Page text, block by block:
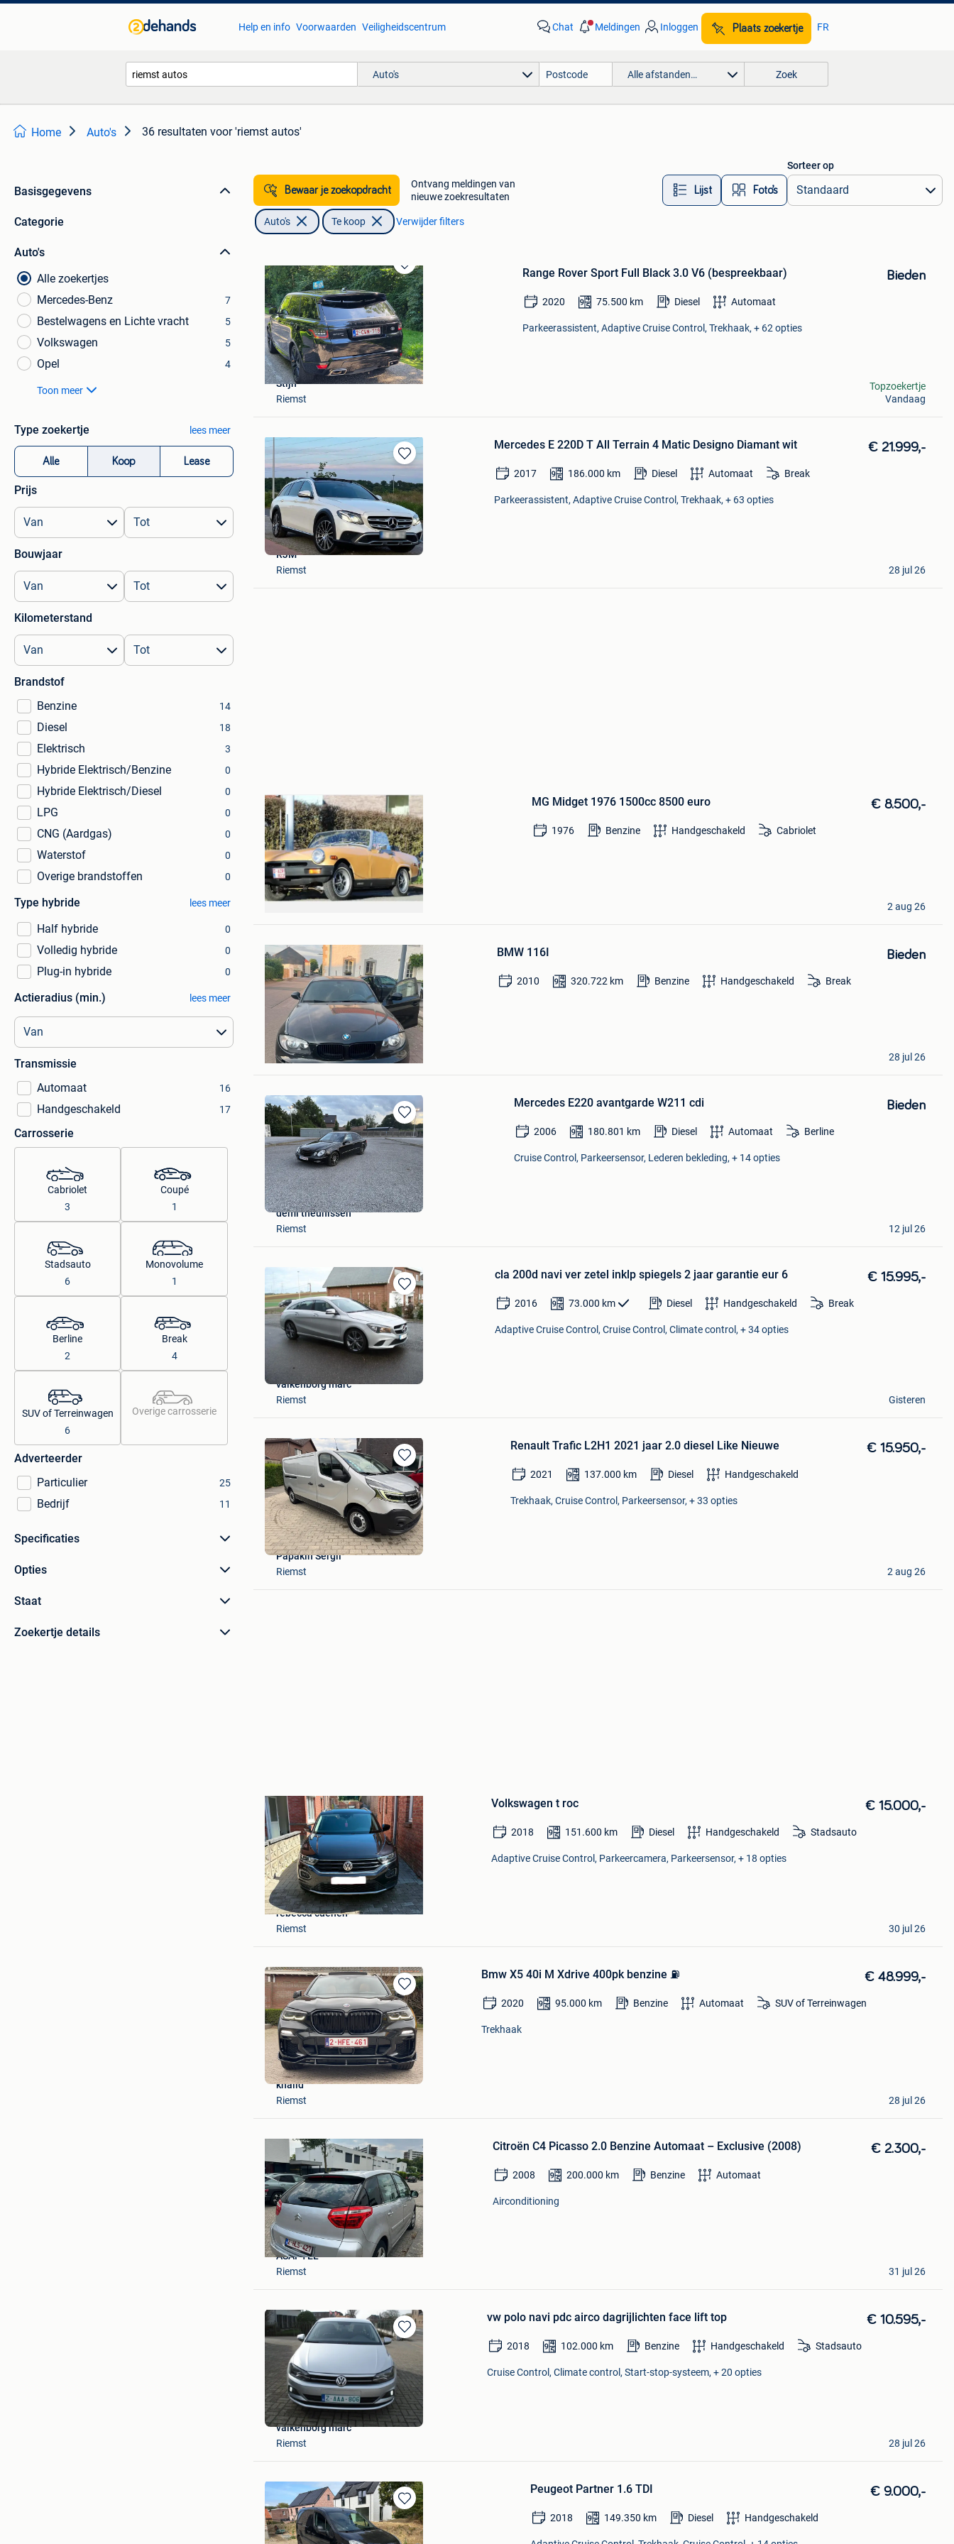
Help en info Voorwaarden Veiligheidscentrum Chat Meldingen Inloggen Plaats zoekertje FR
Auto's Alle afstanden… Zoek
Home Auto's 36 resultaten voor 'riemst autos'
Basisgegevens
Categorie
Auto's
Alle zoekertjes
Mercedes-Benz
7
Bestelwagens en Lichte vracht 5
Volkswagen 5
Opel 4
Toon meer
Type zoekertje lees meer
Alle Koop Lease
Prijs
Bouwjaar
Kilometerstand
Brandstof
Benzine
14
Diesel 18
Elektrisch 3
Hybride Elektrisch/Benzine 0
Hybride Elektrisch/Diesel 0
LPG 0
CNG (Aardgas) 0
Waterstof 0
Overige brandstoffen 0
Type hybride lees meer
Half hybride 0
Volledig hybride 0
Plug-in hybride 0
Actieradius (min.) lees meer
Transmissie
Automaat
16
Handgeschakeld 17
Carrosserie
Cabriolet
3
Coupé
1
Stadsauto
6
Monovolume
1
Berline
2
Break
4
SUV of Terreinwagen
6
Overige carrosserie
Adverteerder
Particulier
25
Bedrijf 11
Specificaties
Opties
Staat
Zoekertje details
Bewaar je zoekopdracht
Ontvang meldingen van
nieuwe zoekresultaten
Lijst Foto’s
Sorteer op
Auto's Te koop Verwijder filters
Bewaren
in
Mijn
Favorieten
Range Rover Sport Full Black 3.0 V6 (bespreekbaar) Bieden
2020 75.500 km Diesel Automaat
Parkeerassistent, Adaptive Cruise Control, Trekhaak, + 62 opties
Stijn
Riemst
Topzoekertje
Vandaag
Bewaren
in
Mijn
Favorieten
Mercedes E 220D T All Terrain 4 Matic Designo Diamant wit € 21.999,-
2017 186.000 km Diesel Automaat Break
Parkeerassistent, Adaptive Cruise Control, Trekhaak, + 63 opties
RJM
Riemst
28 jul 26
MG Midget 1976 1500cc 8500 euro € 8.500,-
1976 Benzine Handgeschakeld Cabriolet
Jean
2 aug 26
Mijn
Favorieten
BMW 116I Bieden
2010 320.722 km Benzine Handgeschakeld Break
Yolanda Lenoir
Riemst
28 jul 26
Bewaren
in
Mijn
Favorieten
Mercedes E220 avantgarde W211 cdi Bieden
2006 180.801 km Diesel Automaat Berline
Cruise Control, Parkeersensor, Lederen bekleding, + 14 opties
demi theunissen
Riemst
12 jul 26
Bewaren
in
Mijn
Favorieten
cla 200d navi ver zetel inklp spiegels 2 jaar garantie eur 6 € 15.995,-
2016 73.000 km Diesel Handgeschakeld Break
Adaptive Cruise Control, Cruise Control, Climate control, + 34 opties
valkenborg marc
Riemst
Gisteren
Bewaren
in
Mijn
Favorieten
Renault Trafic L2H1 2021 jaar 2.0 diesel Like Nieuwe € 15.950,-
2021 137.000 km Diesel Handgeschakeld
Trekhaak, Cruise Control, Parkeersensor, + 33 opties
Papakin Sergii
Riemst
2 aug 26
Mijn
Favorieten
Volkswagen t roc € 15.000,-
2018 151.600 km Diesel Handgeschakeld Stadsauto
Adaptive Cruise Control, Parkeercamera, Parkeersensor, + 18 opties
rebecca cuenen
Riemst
30 jul 26
Bewaren
in
Mijn
Favorieten
Bmw X5 40i M Xdrive 400pk benzine ⛽️ € 48.999,-
2020 95.000 km Benzine Automaat SUV of Terreinwagen
Trekhaak
khalid
Riemst
28 jul 26
Mijn
Favorieten
Citroën C4 Picasso 2.0 Benzine Automaat – Exclusive (2008) € 2.300,-
2008 200.000 km Benzine Automaat
Airconditioning
ASAPTEL
Riemst
31 jul 26
Bewaren
in
Mijn
Favorieten
vw polo navi pdc airco dagrijlichten face lift top € 10.595,-
2018 102.000 km Benzine Handgeschakeld Stadsauto
Cruise Control, Climate control, Start-stop-systeem, + 20 opties
valkenborg marc
Riemst
28 jul 26
Bewaren
in
Mijn
Peugeot Partner 1.6 TDI € 9.000,-
2018 149.350 km Diesel Handgeschakeld